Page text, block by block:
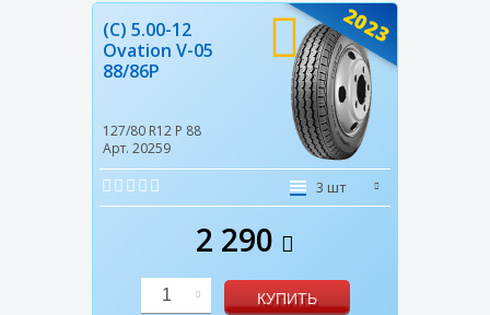
2023
(C) 5.00-12
Ovation V-05
88/86P
127/80 R12 P 88
Арт. 20259
3 шт
2 290
1 КУПИТЬ